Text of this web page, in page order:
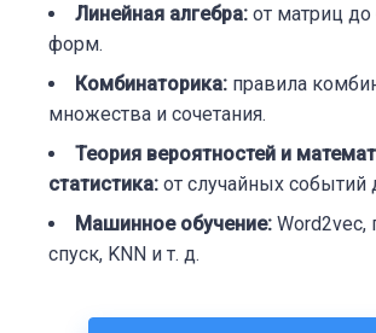
Линейная алгебра: от матриц
форм.
Комбинаторика: правила
множества и сочетания.
Теория вероятностей и
статистика: от случайных событий
Машинное обучение: Word2vec,
спуск, KNN и т. д.